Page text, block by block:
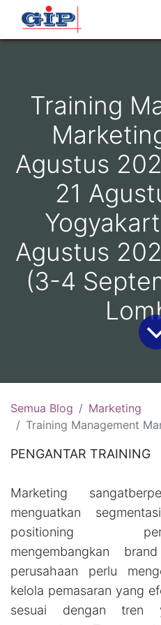
Training
Agustus
21
Agustus
(3-4
Semua Blog
Marketing
Training Management Marketing : (13-14 Agustus 2026, Bali )(20-21 Agustus
PENGANTAR TRAINING
Marketing
menguatkan
positioning
mengembangkan
perusahaan perlu
kelola pemasaran yang
sesuai dengan tren